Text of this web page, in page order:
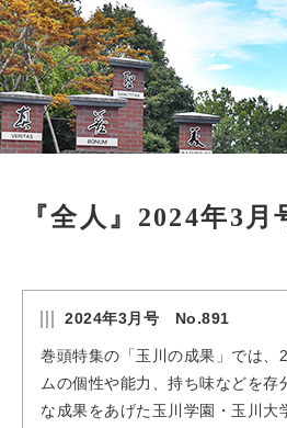
『全人』2024年3月
2024年3月号 No.891
巻頭特集の「玉川の成果」では、
ムの個性や能力、持ち味などを存
な成果をあげた玉川学園・玉川大